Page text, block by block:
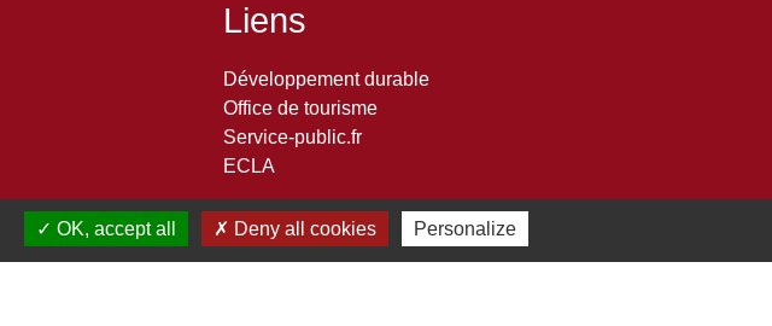
Liens
Développement durable
Office de tourisme
Service-public.fr
ECLA
OK, accept all Deny all cookies Personalize